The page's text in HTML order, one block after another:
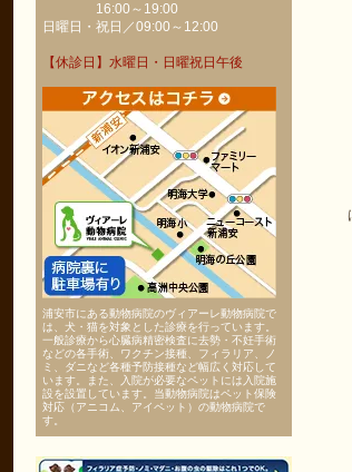
16:00～19:00
日曜日・祝日／09:00～12:00
【休診日】水曜日・日曜祝日午後
浦安市にある動物病院のヴィアーレ動物病院で
は、犬・猫を対象とした診療を行っています。
一般診療から心臓病精密検査に去勢・不妊手術
などの各手術、ワクチン接種、フィラリア、ノ
ミ、ダニなど各種予防接種など幅広く対応して
います。また、入院が必要なペットには入院施
設を設置しています。当動物病院はペット保険
対応（アニコム、アイペット）の動物病院で
す。